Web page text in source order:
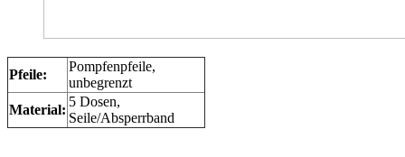
Pfeile:
Pompfenpfeile,
unbegrenzt
Material:
5 Dosen,
Seile/Absperrband